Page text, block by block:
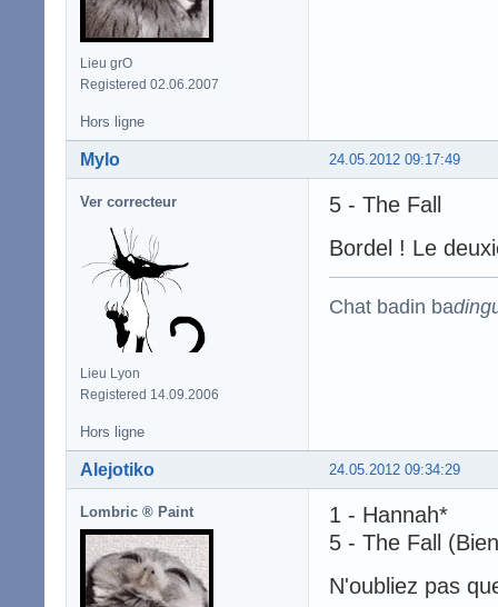
Lieu grO
Registered 02.06.2007
Hors ligne
24.05.2012 09:17:49
Mylo
Ver correcteur
Lieu Lyon
Registered 14.09.2006
5 - The Fall
Bordel ! Le
Chat badin ba
Hors ligne
24.05.2012 09:34:29
Alejotiko
Lombric ® Paint
1 - Hannah*
5 - The Fall
N'oubliez pas